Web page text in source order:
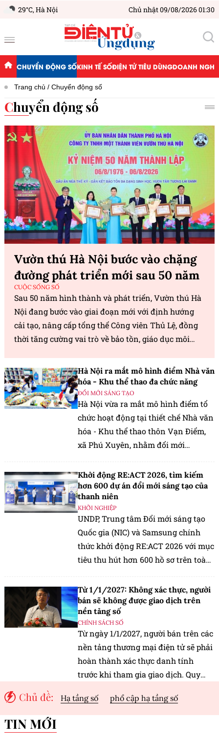
29°C,Hà Nội Chủ nhật 09/08/2026 01:30
CHUYỂN ĐỘNG SỐKINH TẾ SỐĐIỆN TỬ TIÊU DÙNGDOANH
Trang chủ Chuyển động số
Chuyển động số
Vườn thú Hà Nội bước vào chặng
đường phát triển mới sau 50 năm
CUỘC SỐNG SỐ
Sau 50 năm hình thành và phát triển, Vườn thú Hà
Nội đang bước vào giai đoạn mới với định hướng
cải tạo, nâng cấp tổng thể Công viên Thủ Lệ, đồng
thời tăng cường vai trò về bảo tồn, giáo dục môi
Hà Nội ra mắt mô hình điểm Nhà văn
hóa - Khu thể thao đa chức năng
ĐỔI MỚI SÁNG TẠO
Hà Nội vừa ra mắt mô hình điểm tổ
chức hoạt động tại thiết chế Nhà văn
hóa - Khu thể thao thôn Vạn Điểm,
xã Phú Xuyên, nhằm đổi mới
khai thác hiệu quả cơ sở vật chất và
thu hút người dân tham gia.
Khởi động RE:ACT 2026, tìm kiếm
hơn 600 dự án đổi mới sáng tạo của
thanh niên
KHỞI NGHIỆP
UNDP, Trung tâm Đổi mới sáng tạo
Quốc gia (NIC) và Samsung chính
thức khởi động RE:ACT 2026 với mục
tiêu thu hút hơn 600 hồ sơ trên toàn
sáng tạo giải quyết những vấn đề
của cộng đồng.
Từ 1/1/2027: Không xác thực, người
bán sẽ không được giao dịch trên
nền tảng số
CHÍNH SÁCH SỐ
Từ ngày 1/1/2027, người bán trên các
nền tảng thương mại điện tử sẽ phải
hoàn thành xác thực danh tính
trước khi tham gia giao dịch. Quy
minh bạch, bảo vệ người tiêu dùng
và tạo lập môi trường kinh doanh số
Chủ đề: Hạ tầng số phổ cập hạ tầng số
TIN MỚI